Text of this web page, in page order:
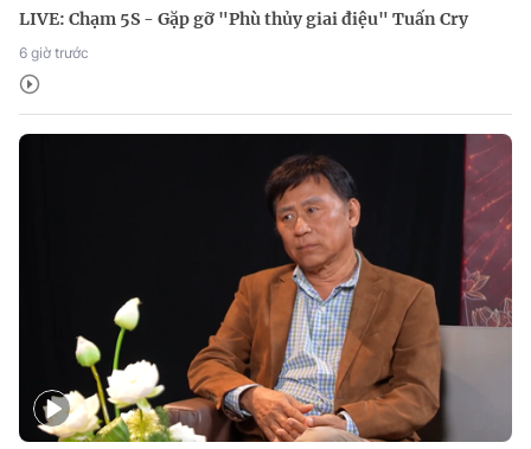
LIVE: Chạm 5S - Gặp gỡ "Phù thủy giai điệu" Tuấn Cry
6 giờ trước